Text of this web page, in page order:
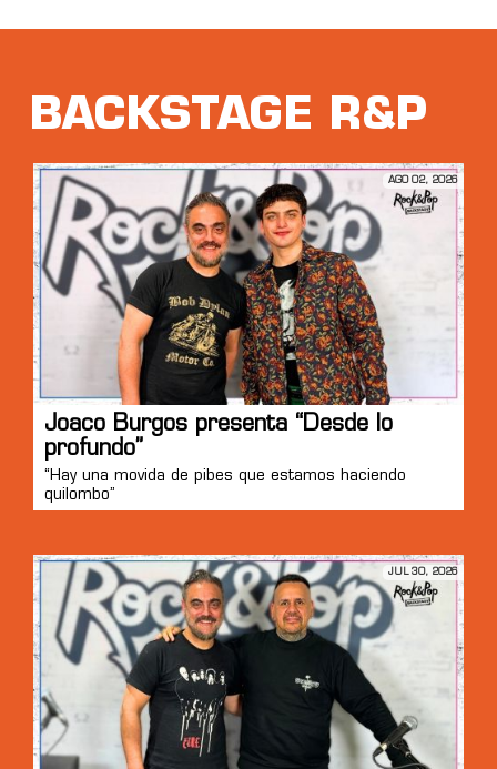
BACKSTAGE R&P
AGO 02, 2026
Joaco Burgos presenta “Desde lo
profundo”
“Hay una movida de pibes que estamos haciendo
quilombo”
JUL 30, 2026